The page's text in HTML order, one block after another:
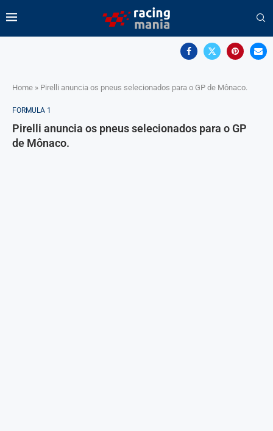
Home » Pirelli anuncia os pneus selecionados para o GP de Mônaco.
FORMULA 1
Pirelli anuncia os pneus selecionados para o GP
de Mônaco.